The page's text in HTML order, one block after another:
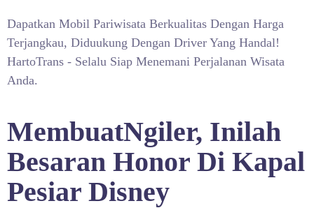
Dapatkan Mobil Pariwisata Berkualitas Dengan Harga
Terjangkau, Diduukung Dengan Driver Yang Handal!
HartoTrans - Selalu Siap Menemani Perjalanan Wisata
Anda.
MembuatNgiler, Inilah
Besaran Honor Di Kapal
Pesiar Disney